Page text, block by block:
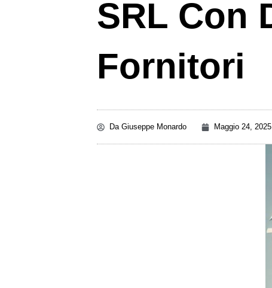
SRL Con
Fornitori
DaGiuseppe Monardo Maggio 24, 2025